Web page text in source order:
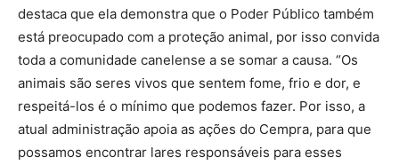
destaca que ela demonstra que o Poder Público também
está preocupado com a proteção animal, por isso convida
toda a comunidade canelense a se somar a causa. “Os
animais são seres vivos que sentem fome, frio e dor, e
respeitá-los é o mínimo que podemos fazer. Por isso, a
atual administração apoia as ações do Cempra, para que
possamos encontrar lares responsáveis para esses